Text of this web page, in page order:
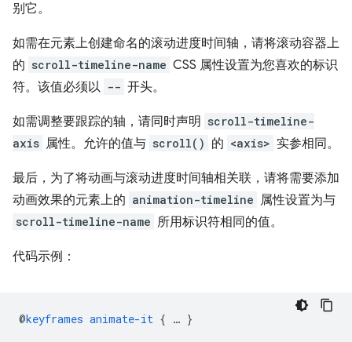
别它。
如需在元素上创建命名的滚动进度时间轴，请将滚动容器上
的 scroll-timeline-name CSS 属性设置为您喜欢的标识
符。该值必须以 -- 开头。
如需调整要跟踪的轴，请同时声明 scroll-timeline-
axis 属性。允许的值与 scroll() 的 <axis> 实参相同。
最后，为了将动画与滚动进度时间轴相关联，请将需要添加
动画效果的元素上的 animation-timeline 属性设置为与
scroll-timeline-name 所用标识符相同的值。
代码示例：
@keyframes animate-it { … }